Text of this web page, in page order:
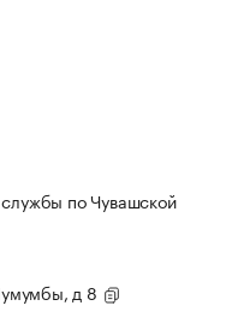
по Чувашской
д 8